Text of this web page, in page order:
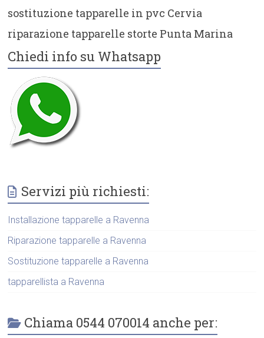
sostituzione tapparelle in pvc Cervia
riparazione tapparelle storte Punta Marina
Chiedi info su Whatsapp
Servizi più richiesti:
Installazione tapparelle a Ravenna
Riparazione tapparelle a Ravenna
Sostituzione tapparelle a Ravenna
tapparellista a Ravenna
Chiama 0544 070014 anche per: